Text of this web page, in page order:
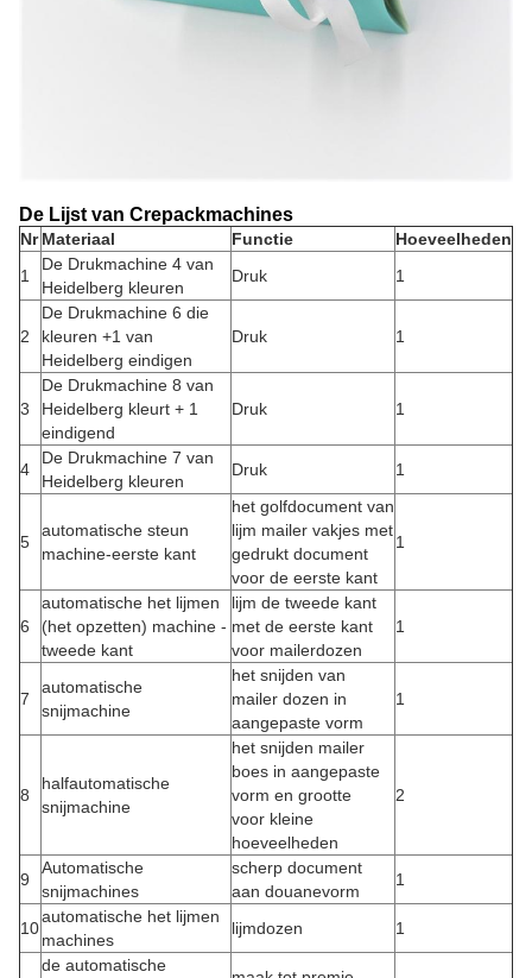
De Lijst van Crepackmachines
Nr Materiaal Functie
Hoeveelheden
1
De Drukmachine 4 van
Heidelberg kleuren
Druk 1
2
De Drukmachine 6 die
kleuren +1 van
Heidelberg eindigen
Druk 1
3
De Drukmachine 8 van
Heidelberg kleurt + 1
eindigend
Druk 1
4
De Drukmachine 7 van
Heidelberg kleuren
Druk 1
5
automatische steun
machine-eerste kant
het golfdocument van
lijm mailer vakjes met
gedrukt document
voor de eerste kant
1
6
automatische het lijmen
(het opzetten) machine -
tweede kant
lijm de tweede kant
met de eerste kant
voor mailerdozen
1
7
automatische
snijmachine
het snijden van
mailer dozen in
aangepaste vorm
1
8
halfautomatische
snijmachine
het snijden mailer
boes in aangepaste
vorm en grootte
voor kleine
hoeveelheden
2
9
Automatische
snijmachines
scherp document
aan douanevorm
1
10
automatische het lijmen
machines
lijmdozen 1
de automatische